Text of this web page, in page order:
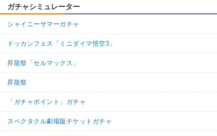
ガチャシミュレーター
シャイニーサマーガチャ
ドッカンフェス「ミニダイマ悟空3」
昇龍祭「セルマックス」
昇龍祭
「ガチャポイント」ガチャ
スペクタクル劇場版チケットガチャ